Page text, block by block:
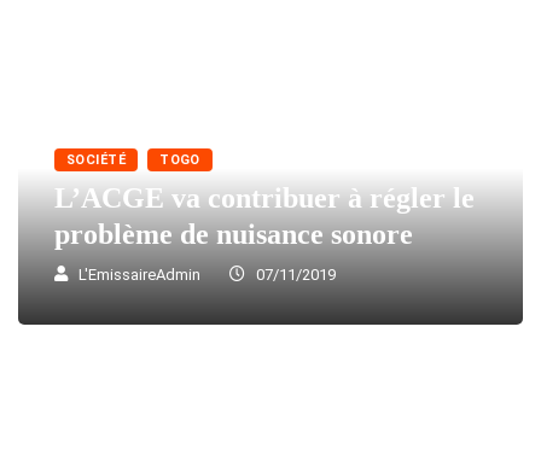
SOCIÉTÉ TOGO
L’ACGE va contribuer à régler le
problème de nuisance sonore
L'EmissaireAdmin 07/11/2019